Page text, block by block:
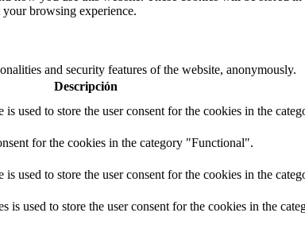
browsing experience.
and security features of the website, anonymously.
Descripción
used to store the user consent for the cookies in the
for the cookies in the category "Functional".
used to store the user consent for the cookies in the
used to store the user consent for the cookies in the